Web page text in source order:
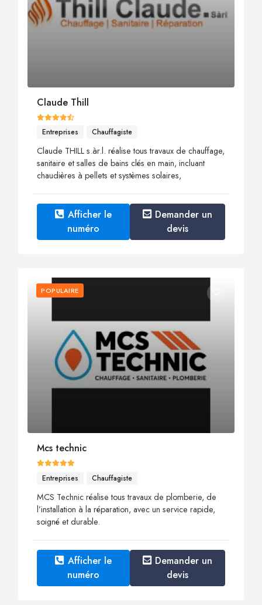
Claude Thill
Entreprises Chauffagiste
Claude THILL s.àr.l. réalise tous travaux de chauffage,
sanitaire et salles de bains clés en main, incluant
chaudières à pellets et systèmes solaires,
Afficher le
numéro
Demander un
devis
POPULAIRE
Mcs technic
Entreprises Chauffagiste
MCS Technic réalise tous travaux de plomberie, de
l’installation à la réparation, avec un service rapide,
soigné et durable.
Afficher le
numéro
Demander un
devis